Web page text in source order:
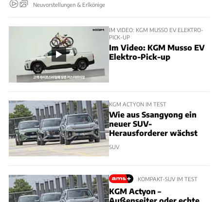
Neuvorstellungen & Erlkönige
IM VIDEO: KGM MUSSO EV ELEKTRO-
PICK-UP
Im Video: KGM Musso EV
Elektro-Pick-up
KGM ACTYON IM TEST
Wie aus Ssangyong ein
neuer SUV-
Herausforderer wächst
SUV
KOMPAKT-SUV IM TEST
KGM Actyon –